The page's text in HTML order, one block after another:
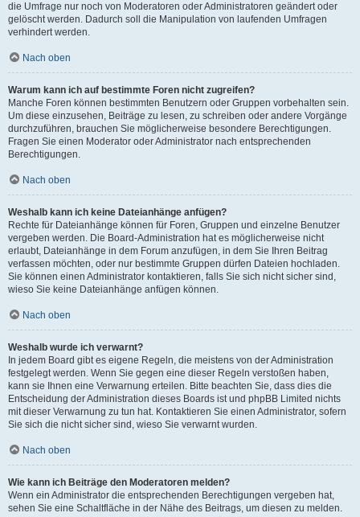
die Umfrage nur noch von Moderatoren oder Administratoren geändert oder
gelöscht werden. Dadurch soll die Manipulation von laufenden Umfragen
verhindert werden.
Nach oben
Warum kann ich auf bestimmte Foren nicht zugreifen?
Manche Foren können bestimmten Benutzern oder Gruppen vorbehalten sein.
Um diese einzusehen, Beiträge zu lesen, zu schreiben oder andere Vorgänge
durchzuführen, brauchen Sie möglicherweise besondere Berechtigungen.
Fragen Sie einen Moderator oder Administrator nach entsprechenden
Berechtigungen.
Nach oben
Weshalb kann ich keine Dateianhänge anfügen?
Rechte für Dateianhänge können für Foren, Gruppen und einzelne Benutzer
vergeben werden. Die Board-Administration hat es möglicherweise nicht
erlaubt, Dateianhänge in dem Forum anzufügen, in dem Sie Ihren Beitrag
verfassen möchten, oder nur bestimmte Gruppen dürfen Dateien hochladen.
Sie können einen Administrator kontaktieren, falls Sie sich nicht sicher sind,
wieso Sie keine Dateianhänge anfügen können.
Nach oben
Weshalb wurde ich verwarnt?
In jedem Board gibt es eigene Regeln, die meistens von der Administration
festgelegt werden. Wenn Sie gegen eine dieser Regeln verstoßen haben,
kann sie Ihnen eine Verwarnung erteilen. Bitte beachten Sie, dass dies die
Entscheidung der Administration dieses Boards ist und phpBB Limited nichts
mit dieser Verwarnung zu tun hat. Kontaktieren Sie einen Administrator, sofern
Sie sich die nicht sicher sind, wieso Sie verwarnt wurden.
Nach oben
Wie kann ich Beiträge den Moderatoren melden?
Wenn ein Administrator die entsprechenden Berechtigungen vergeben hat,
sehen Sie eine Schaltfläche in der Nähe des Beitrags, um diesen zu melden.